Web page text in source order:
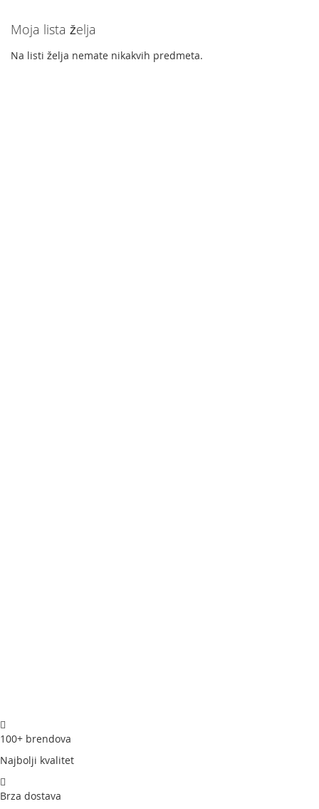
Moja lista želja
Na listi želja nemate nikakvih predmeta.
100+ brendova
Najbolji kvalitet
Brza dostava